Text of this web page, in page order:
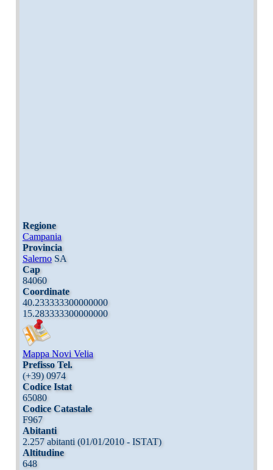
Regione
Campania
Provincia
SalernoSA
Cap
84060
Coordinate
40.233333300000000
15.283333300000000
Mappa Novi Velia
Prefisso Tel.
(+39) 0974
Codice Istat
65080
Codice Catastale
F967
Abitanti
2.257 abitanti (01/01/2010 - ISTAT)
Altitudine
648